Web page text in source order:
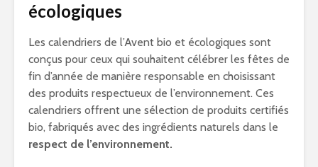
écologiques
Les calendriers de l’Avent bio et écologiques sont
conçus pour ceux qui souhaitent célébrer les fêtes de
fin d’année de manière responsable en choisissant
des produits respectueux de l’environnement. Ces
calendriers offrent une sélection de produits certifiés
bio, fabriqués avec des ingrédients naturels dans le
respect de l’environnement.